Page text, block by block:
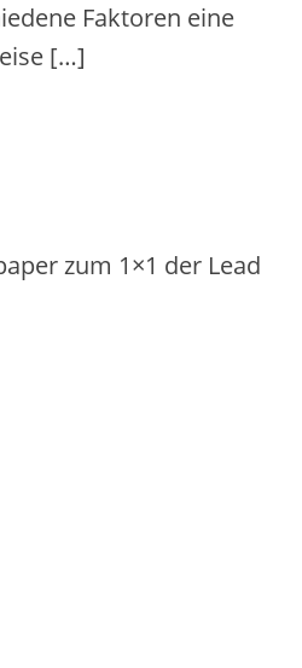
Faktoren eine
[…]
zum 1×1 der Lead